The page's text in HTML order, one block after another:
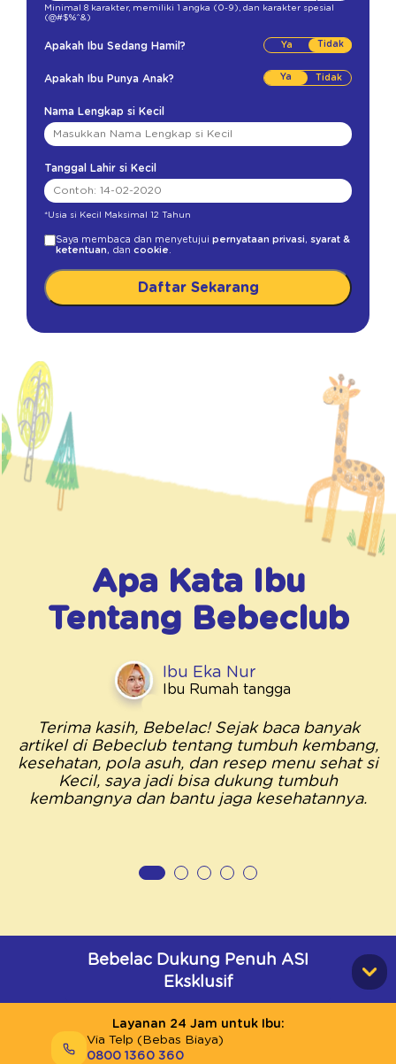
Minimal 8 karakter, memiliki 1 angka (0-9) , dan karakter spesial
(@#$%^&)
Apakah Ibu Sedang Hamil? Tidak
Apakah Ibu Punya Anak? Ya
Nama Lengkap si Kecil
Tanggal Lahir si Kecil
*Usia si Kecil Maksimal 12 Tahun
Saya membaca dan menyetujui pernyataan privasi, syarat &
ketentuan, dan cookie.
Daftar Sekarang
Apa Kata Ibu
Tentang Bebeclub
Ibu Eka Nur
Ibu Rumah tangga
Terima kasih, Bebelac! Sejak baca banyak
artikel di Bebeclub tentang tumbuh kembang,
kesehatan, pola asuh, dan resep menu sehat si
Kecil, saya jadi bisa dukung tumbuh
kembangnya dan bantu jaga kesehatannya.
Bebelac Dukung Penuh ASI
Eksklusif
Layanan 24 Jam untuk Ibu:
Via Telp (Bebas Biaya)
0800 1360 360